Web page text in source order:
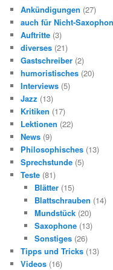
n
Ankündigungen (27)
auch für Nicht-
Auftritte (3)
diverses (21)
Gastschreiber (2)
humoristisches (20)
Interviews (5)
Jazz (13)
Kritiken (17)
Lektionen (22)
News (9)
Philosophisches (13)
Sprechstunde (5)
Teste (81)
Blätter(15)
Blattschrauben (14)
Mundstück(20)
Saxophone(13)
Sonstiges(26)
Tipps und Tricks (13)
Videos (16)